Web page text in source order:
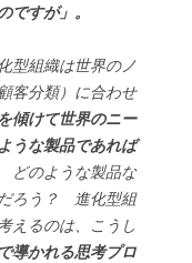
ですが」。
型組織は世界のノ
客分類）に合わせ
傾けて世界のニー
うな製品であれば
どのような製品な
ろう？ 進化型組
えるのは、こうし
導かれる思考プロ